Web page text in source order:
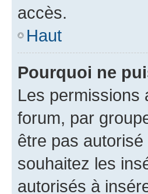
accès.
Haut
Pourquoi ne
Les permissions
forum, par
être pas
souhaitez les
autorisés à